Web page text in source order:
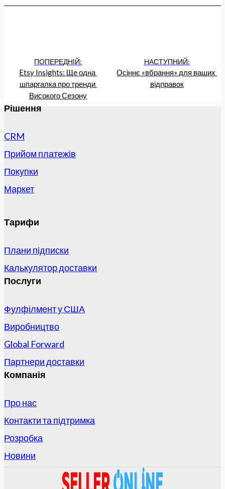
ПОПЕРЕДНІЙ:
Etsy Insights: Ще одна
шпаргалка про тренди
Високого Сезону
НАСТУПНИЙ:
Осіннє «вбрання» для ваших
відправок
Рішення
CRM
Прийом платежів
Покупки
Маркет
Тарифи
Плани підписки
Калькулятор доставки
Послуги
Фулфілмент у США
Виробництво
Global Forward
Партнери доставки
Компанія
Про нас
Контакти та підтримка
Розробка
Новини